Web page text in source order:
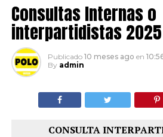
Consultas Internas o
interpartidistas 2025
Publicado 10 meses ago en
By admin
CONSULTA